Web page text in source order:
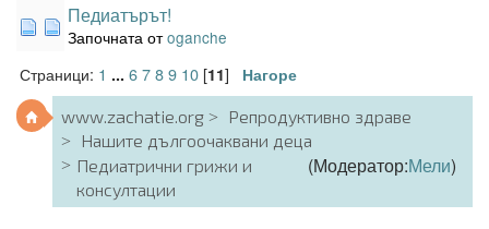
Педиатърът!
Започната отoganche
Страници: 1 ... 6789 10[11] Нагоре
www.zachatie.org
Репродуктивно здраве
Нашите дългоочаквани деца
Педиатрични грижи и
консултации
(Модератор:Мели)